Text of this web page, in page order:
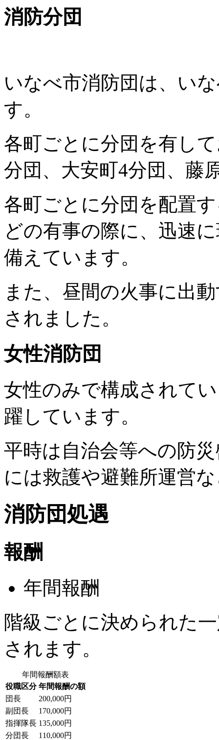
消防分団
いなべ市消防団は、い
す。
各町ごとに分団を有し
分団、大安町4分団、藤
各町ごとに分団を配置
どの有事の際に、迅速
備えています。
また、昼間の火事に出
されました。
女性消防団
女性のみで構成されて
躍しています。
平時は自治会等への防
には救護や避難所運営
消防団処遇
報酬
年間報酬
階級ごとに決められた
されます。
年間報酬額表
役職区分 年間報酬の額
団長
200,000円
副団長
170,000円
指揮隊長 135,000円
分団長
110,000円